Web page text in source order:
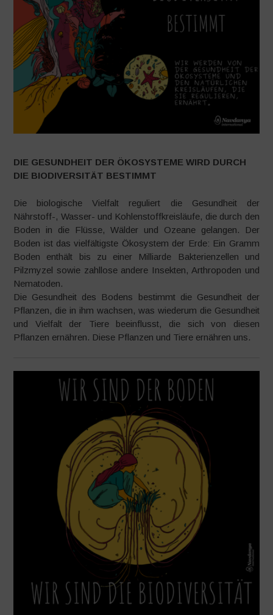
DIE GESUNDHEIT DER ÖKOSYSTEME WIRD DURCH
DIE BIODIVERSITÄT BESTIMMT
Die biologische Vielfalt reguliert die Gesundheit der
Nährstoff-, Wasser- und Kohlenstoffkreisläufe, die durch den
Boden in die Flüsse, Wälder und Ozeane gelangen. Der
Boden ist das vielfältigste Ökosystem der Erde: Ein Gramm
Boden enthält bis zu einer Milliarde Bakterienzellen und
Pilzmyzel sowie zahllose andere Insekten, Arthropoden und
Nematoden.
Die Gesundheit des Bodens bestimmt die Gesundheit der
Pflanzen, die in ihm wachsen, was wiederum die Gesundheit
und Vielfalt der Tiere beeinflusst, die sich von diesen
Pflanzen ernähren. Diese Pflanzen und Tiere ernähren uns.